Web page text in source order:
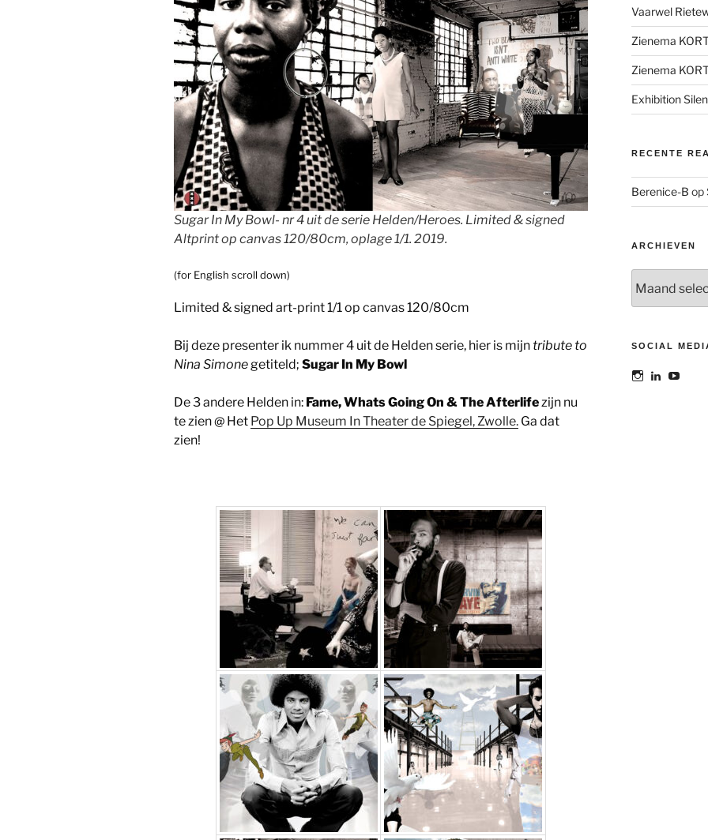
Sugar In My Bowl- nr 4 uit de serie Helden/Heroes. Limited & signed
Altprint op canvas 120/80cm, oplage 1/1. 2019.
(for English scroll down)
Limited & signed art-print 1/1 op canvas 120/80cm
Bij deze presenter ik nummer 4 uit de Helden serie, hier is mijn tribute to
Nina Simone getiteld; Sugar In My Bowl
De 3 andere Helden in: Fame, Whats Going On & The Afterlifezijn nu
te zien @ Het Pop Up Museum In Theater de Spiegel, Zwolle. Ga dat
zien!
Vaarwel
Zienema
Zienema
Exhibition
RECENTE
Berenice-B op
ARCHIEVEN
SOCIAL
BekijkBekijkBekijk